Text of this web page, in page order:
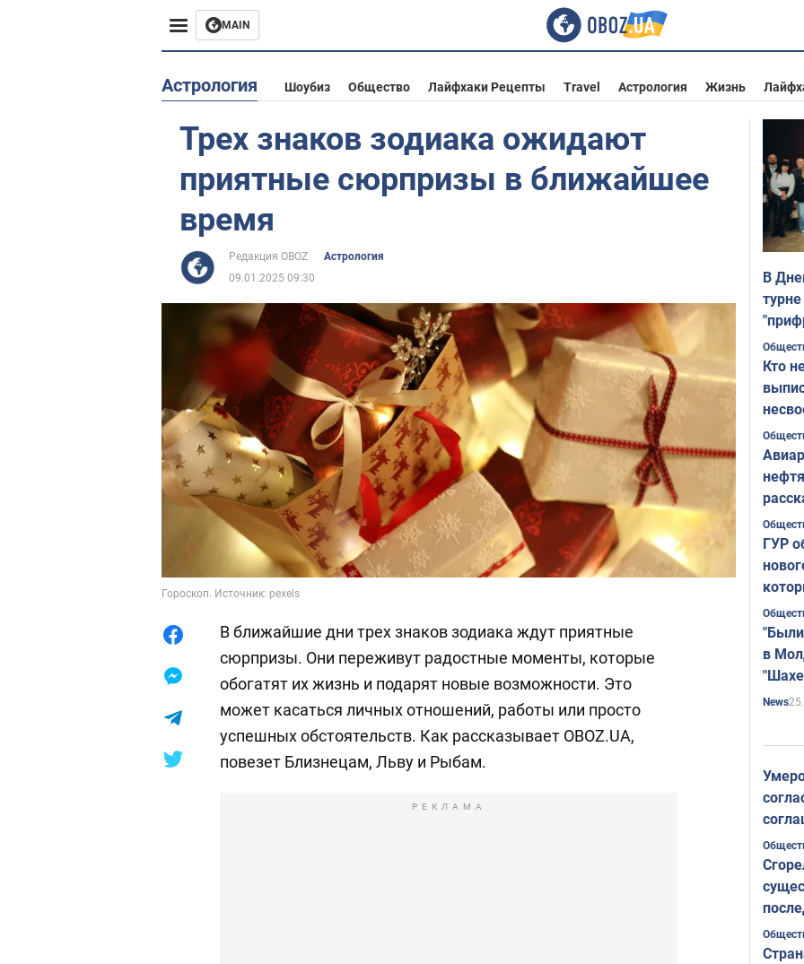
MAIN
Жизнь
Астрология Шоубиз Общество Лайфхаки Рецепты Travel Астрология Жизнь
Трех знаков зодиака ожидают
приятные сюрпризы в ближайшее
время
Редакция OBOZ
Астрология
09.01.2025 09:30
Гороскоп. Источник: pexels
В ближайшие дни трех знаков зодиака ждут приятные
сюрпризы. Они переживут радостные моменты, которые
обогатят их жизнь и подарят новые возможности. Это
может касаться личных отношений, работы или просто
успешных обстоятельств. Как рассказывает OBOZ.UA,
повезет Близнецам, Льву и Рыбам.
РЕКЛАМА
В
Кто
ГУР
в
News